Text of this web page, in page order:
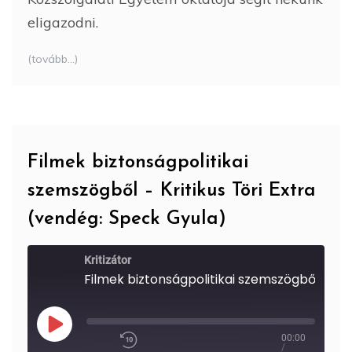
eligazodni.
(tovább…)
Filmek biztonságpolitikai
szemszögből – Kritikus Töri Extra
(vendég: Speck Gyula)
Kritizátor
Play
00:00
/